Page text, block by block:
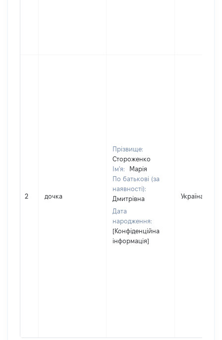
2 дочка
Прізвище:
Стороженко
Ім'я:
Марія
По батькові (за
наявності):
Дмитрівна
Дата
народження:
[Конфіденційна
інформація]
Україна